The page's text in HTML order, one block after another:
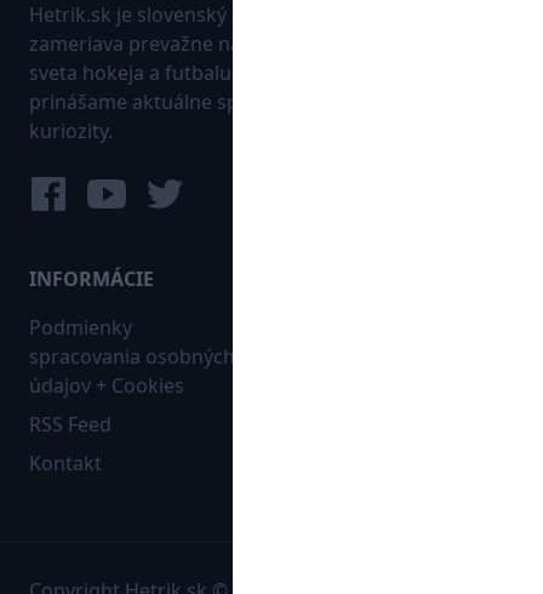
Hetrik.sk je slovenský športový portál, ktorý sa
zameriava prevažne na najnovšie informácie zo
sveta hokeja a futbalu. Pravidelne na dennej báze
prinášame aktuálne správy, góly, zaujímavosti a
kuriozity.
INFORMÁCIE
Podmienky
spracovania osobných
údajov + Cookies
RSS Feed
Kontakt